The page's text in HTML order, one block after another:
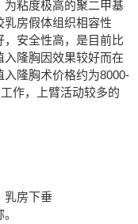
粘度极高的聚二甲基
房假体组织相容性
安全性高，是目前比
隆胸因效果较好而在
隆胸术价格约为8000-
作，上臂活动较多的
乳房下垂